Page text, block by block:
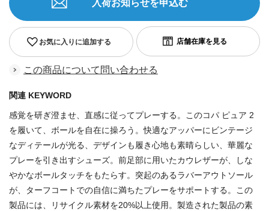
お気に入りに追加する
入荷お知らせを申込む
この商品について問い合わせる
関連 KEYWORD
感覚を研ぎ澄ませ、直感に従ってプレーする。このコパ ピュア 2
を履いて、ボールを自在に操ろう。快適なアッパーにビンテージ
なディテールが光る、デザインも履き心地も素晴らしい、華麗な
プレーを引き出すシューズ。前足部に用いたカウレザーが、しな
やかなボールタッチをもたらす。突起のあるラバーアウトソール
が、ターフコートでの自信に満ちたプレーをサポートする。この
製品には、リサイクル素材を20%以上使用。製造された製品の素